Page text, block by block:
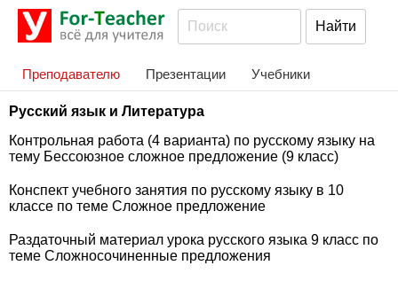
Преподавателю Презентации Учебники
Русский язык и Литература
Контрольная работа (4 варианта) по русскому языку на
тему Бессоюзное сложное предложение (9 класс)
Конспект учебного занятия по русскому языку в 10
классе по теме Сложное предложение
Раздаточный материал урока русского языка 9 класс по
теме Сложносочиненные предложения